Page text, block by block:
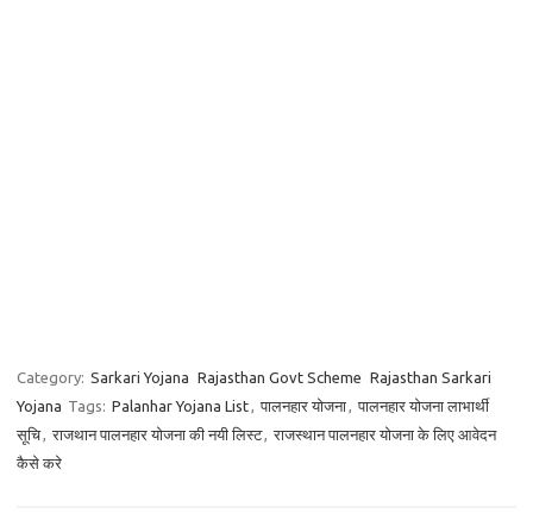
Category: Sarkari Yojana Rajasthan Govt Scheme Rajasthan Sarkari
Yojana Tags: Palanhar Yojana List पालनहार योजना
पालनहार योजना लाभार्थी
सूचि
राजथान पालनहार योजना की नयी लिस्ट
राजस्थान पालनहार योजना के लिए आवेदन
कैसे करे